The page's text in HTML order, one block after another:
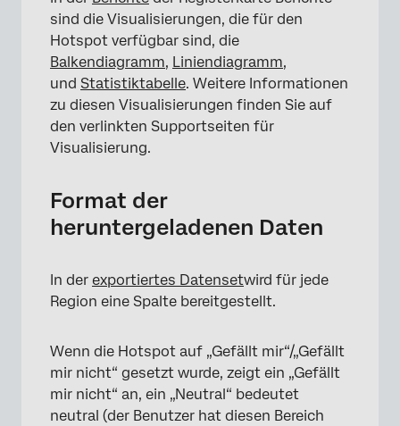
sind die Visualisierungen, die für den
Hotspot verfügbar sind, die
Balkendiagramm, Liniendiagramm,
und Statistiktabelle. Weitere Informationen
zu diesen Visualisierungen finden Sie auf
den verlinkten Supportseiten für
Visualisierung.
Format der
heruntergeladenen Daten
In der exportiertes Datensetwird für jede
Region eine Spalte bereitgestellt.
Wenn die Hotspot auf „Gefällt mir“/„Gefällt
mir nicht“ gesetzt wurde, zeigt ein „Gefällt
mir nicht“ an, ein „Neutral“ bedeutet
neutral (der Benutzer hat diesen Bereich